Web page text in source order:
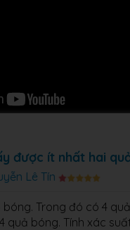
được ít nhất hai
Lê Tín
Trong đó có 4
quả bóng. Tính xác